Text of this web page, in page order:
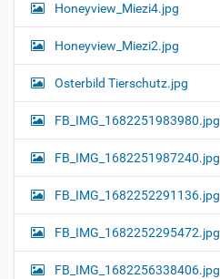
Honeyview_Miezi4.jpg
Honeyview_Miezi2.jpg
Osterbild Tierschutz.jpg
FB_IMG_1682251983980.jpg
FB_IMG_1682251987240.jpg
FB_IMG_1682252291136.jpg
FB_IMG_1682252295472.jpg
FB_IMG_1682256338406.jpg